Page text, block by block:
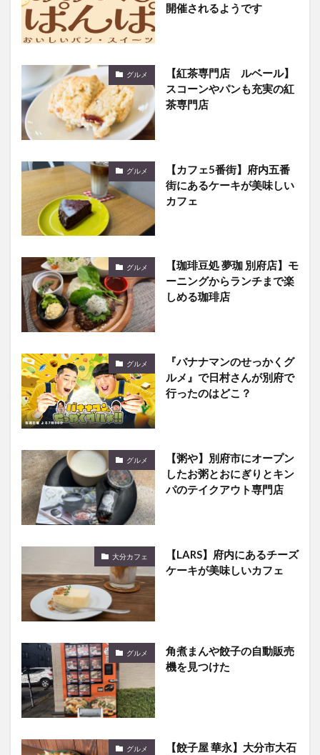
開催されるようです
グルメ
【紅茶専門店 ルベール】
スコーンやパンも充実の紅
茶専門店
グルメ
【カフェ5番街】府内五番
街にあるケーキが美味しい
カフェ
グルメ
【珈琲豆処 夢珈 別府店】モ
ーニングからランチまで楽
しめる珈琲店
グルメ
『バナナマンのせっかくグ
ルメ』で日村さんが別府で
行ったのはどこ？
グルメ
【粥や】別府市にオープン
したお粥とおにぎりとキン
パのテイクアウト専門店
大分カフェ
【LARS】府内にあるチーズ
ケーキが美味しいカフェ
グルメ
角煮まんや餃子の自動販売
機を見つけた
グルメ
【餃子屋 華永】大分市大石